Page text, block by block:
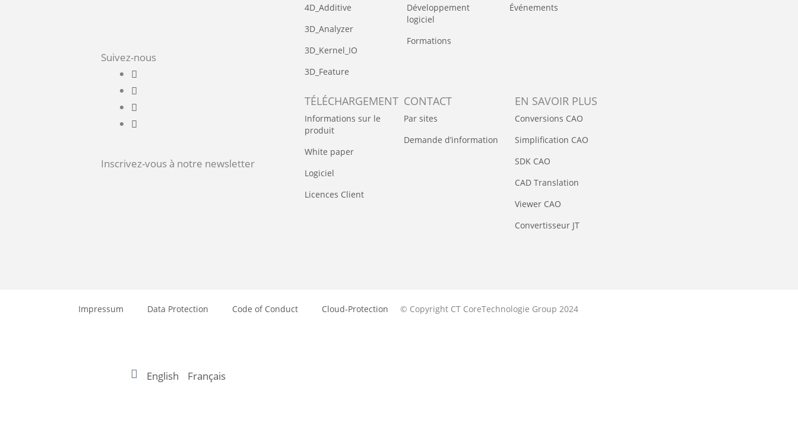
Suivez-nous
Inscrivez-vous à notre newsletter
4D_Additive
3D_Analyzer
3D_Kernel_IO
3D_Feature
Développement
logiciel
Formations
Événements
TÉLÉCHARGEMENT
Informations sur le
produit
White paper
Logiciel
Licences Client
CONTACT
Par sites
Demande d’information
EN SAVOIR PLUS
Conversions CAO
Simplification CAO
SDK CAO
CAD Translation
Viewer CAO
Convertisseur JT
Impressum Data Protection Code of Conduct Cloud-Protection © Copyright CT CoreTechnologie Group 2024
English Français